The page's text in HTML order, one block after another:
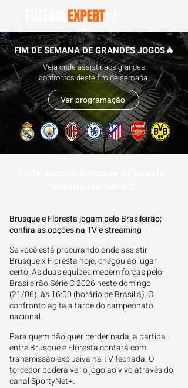
FIM DE SEMANA DE GRANDES JOGOS🔥
Veja onde assistir aos grandes
confrontos deste fim de semana.
Ver programação
Brusque e Floresta jogam pelo Brasileirão;
confira as opções na TV e streaming
Se você está procurando onde assistir
Brusque x Floresta hoje, chegou ao lugar
certo. As duas equipes medem forças pelo
Brasileirão Série C 2026 neste domingo
(21/06), às 16:00 (horário de Brasília). O
confronto agita a tarde do campeonato
nacional.
Para quem não quer perder nada, a partida
entre Brusque e Floresta contará com
transmissão exclusiva na TV fechada. O
torcedor poderá ver o jogo ao vivo através do
canal SportyNet+.